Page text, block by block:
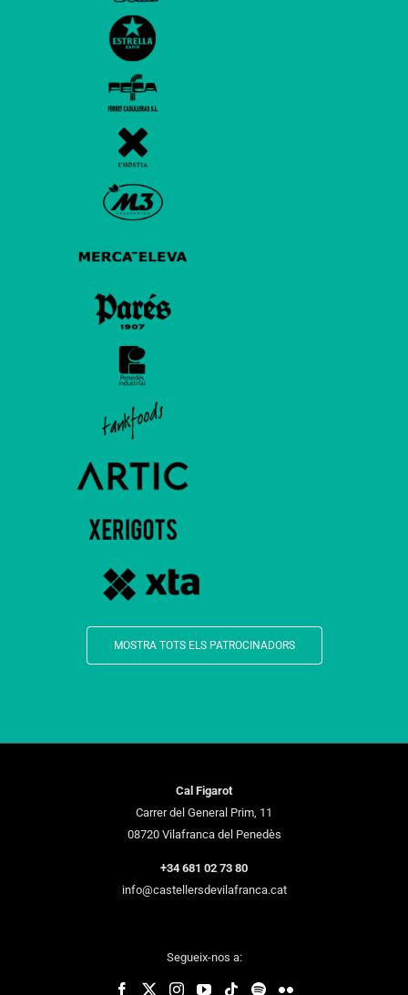
MOSTRA TOTS ELS PATROCINADORS
Cal Figarot
Carrer del General Prim, 11
08720 Vilafranca del Penedès
+34 681 02 73 80
info@castellersdevilafranca.cat
Segueix-nos a: